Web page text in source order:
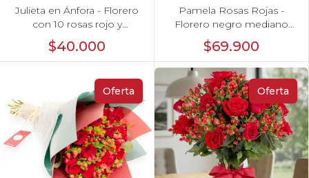
Julieta en Ánfora - Florero
con 10 rosas rojo y
$40.000
Pamela Rosas Rojas -
Florero negro mediano
con rosas rojas y mini
claveles rosados y fucsias
$69.900
Oferta Oferta